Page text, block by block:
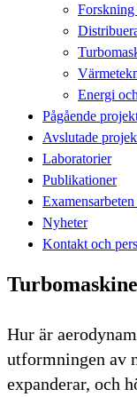
Energi
Pågående
Avslutade
Laboratorier
Publikationer
Nyheter
Kontakt och
Hur är
utformningen av
expanderar, och